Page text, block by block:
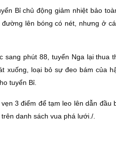
Bỉ chủ động giảm nhiệt bảo
lên bóng có nét, nhưng ở
sang phút 88, tuyển Nga lại
xuống, loại bỏ sự đeo bám của
tuyển Bỉ.
3 điểm để tạm leo lên dẫn
danh sách vua phá lưới./.